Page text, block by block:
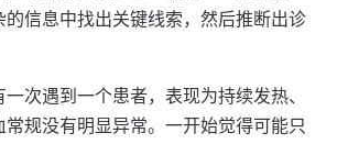
的信息中找出关键线索，然后推断出诊
次遇到一个患者，表现为持续发热、
常规没有明显异常。一开始觉得可能只